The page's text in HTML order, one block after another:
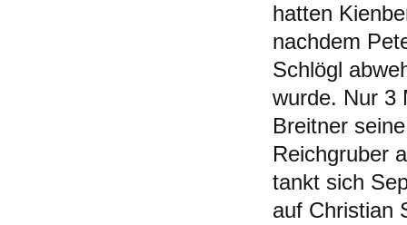
hatten
nachdem
Schlögl
wurde. Nur 3
Breitner
Reichgruber
tankt sich
auf Christian